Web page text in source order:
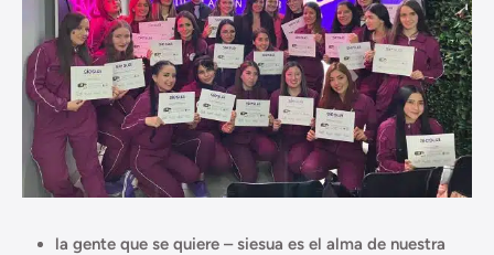
la gente que se quiere – siesua es el alma de nuestra